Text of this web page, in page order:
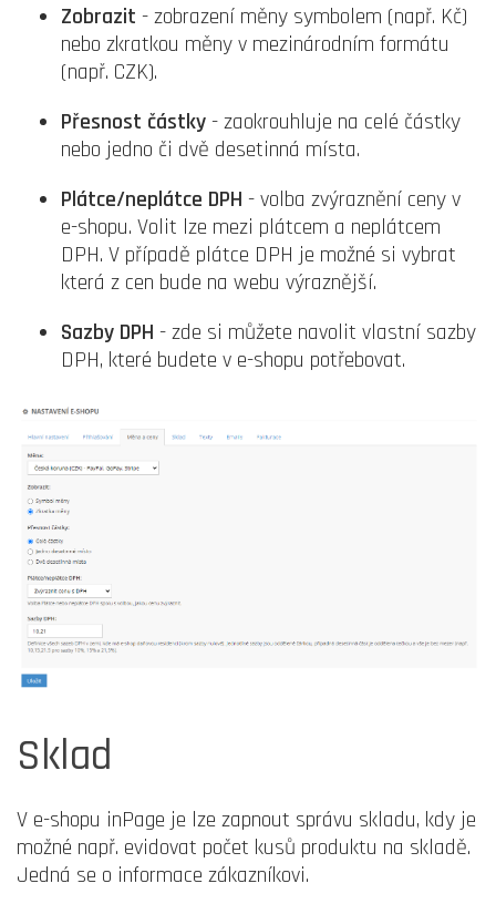
Zobrazit - zobrazení měny symbolem (např. Kč)
nebo zkratkou měny v mezinárodním formátu
(např. CZK).
Přesnost částky- zaokrouhluje na celé částky
nebo jedno či dvě desetinná místa.
Plátce/neplátce DPH - volba zvýraznění ceny v
e-shopu. Volit lze mezi plátcem a neplátcem
DPH. V případě plátce DPH je možné si vybrat
která z cen bude na webu výraznější.
Sazby DPH - zde si můžete navolit vlastní sazby
DPH, které budete v e-shopu potřebovat.
Sklad
V e-shopu inPage je lze zapnout správu skladu, kdy je
možné např. evidovat počet kusů produktu na skladě.
Jedná se o informace zákazníkovi.